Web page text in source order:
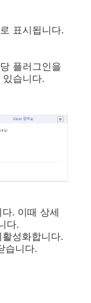
표시됩니다.
플러그인을
습니다.
. 이때 상세
다.
성화합니다.
습니다.